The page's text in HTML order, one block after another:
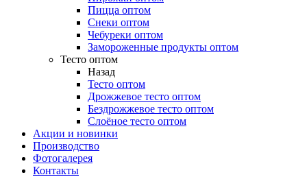
Пицца оптом
Снеки оптом
Чебуреки оптом
Замороженные продукты оптом
Тесто оптом
Назад
Тесто оптом
Дрожжевое тесто оптом
Бездрожжевое тесто оптом
Слоёное тесто оптом
Акции и новинки
Производство
Фотогалерея
Контакты